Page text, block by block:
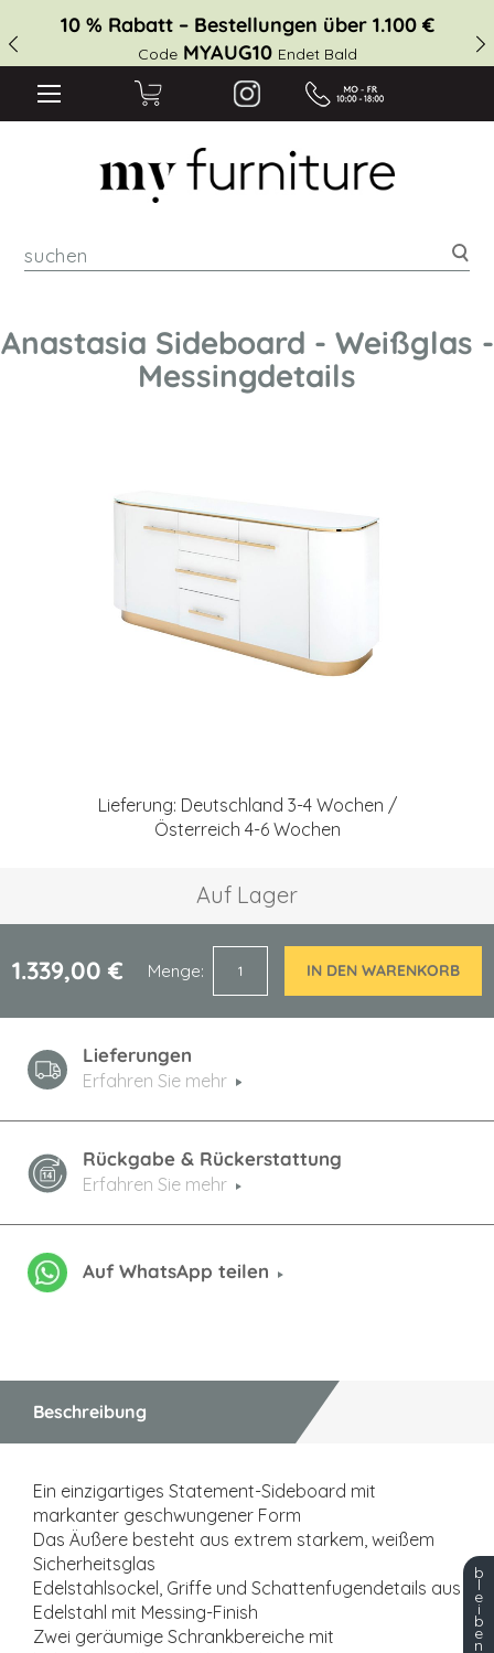
10 % Rabatt – Bestellungen über 1.100 €
CodeMYAUG10 Endet Bald
Anastasia Sideboard - Weißglas -
Messingdetails
Lieferung: Deutschland 3-4 Wochen /
Österreich 4-6 Wochen
Auf Lager
1.339,00 € Menge IN DEN WARENKORB
Lieferungen
Erfahren Sie mehr
Rückgabe & Rückerstattung
Erfahren Sie mehr
Auf WhatsApp teilen
Beschreibung
Ein einzigartiges Statement-Sideboard mit
markanter geschwungener Form
Das Äußere besteht aus extrem starkem, weißem
Sicherheitsglas
Edelstahlsockel, Griffe und Schattenfugendetails aus
Edelstahl mit Messing-Finish
Zwei geräumige Schrankbereiche mit
b
l
e
i
b
e
n